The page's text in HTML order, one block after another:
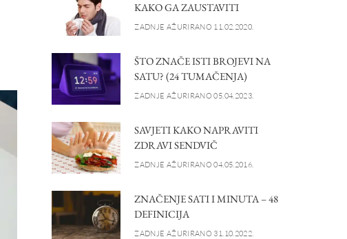
KAKO GA ZAUSTAVITI
ZADNJE AŽURIRANO 11.02.2020.
ŠTO ZNAČE ISTI BROJEVI NA
SATU? (24 TUMAČENJA)
ZADNJE AŽURIRANO 05.04.2023.
SAVJETI KAKO NAPRAVITI
ZDRAVI SENDVIČ
ZADNJE AŽURIRANO 04.05.2016.
ZNAČENJE SATI I MINUTA – 48
DEFINICIJA
ZADNJE AŽURIRANO 31.10.2022.